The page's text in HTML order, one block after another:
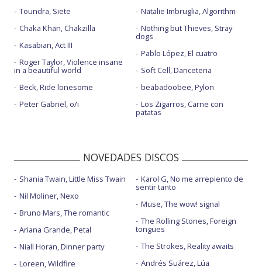
Toundra, Siete
Chaka Khan, Chakzilla
Kasabian, Act III
Roger Taylor, Violence insane
in a beautiful world
Beck, Ride lonesome
Peter Gabriel, o/i
Natalie Imbruglia, Algorithm
Nothing but Thieves, Stray
dogs
Pablo López, El cuatro
Soft Cell, Danceteria
beabadoobee, Pylon
Los Zigarros, Carne con
patatas
NOVEDADES DISCOS
Shania Twain, Little Miss Twain
Nil Moliner, Nexo
Bruno Mars, The romantic
Ariana Grande, Petal
Niall Horan, Dinner party
Loreen, Wildfire
Karol G, No me arrepiento de
sentir tanto
Muse, The wow! signal
The Rolling Stones, Foreign
tongues
The Strokes, Reality awaits
Andrés Suárez, Lúa